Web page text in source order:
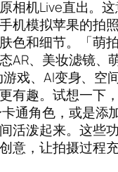
相机Live直出。这
机模拟苹果的拍
色和细节。「萌
AR、美妆滤镜、
戏、AI变身、空
有趣。试想一下
通角色，或是添
活泼起来。这些
意，让拍摄过程充